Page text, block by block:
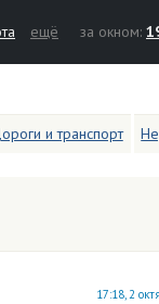
ещё за окном:
и транспорт
17:18, 2